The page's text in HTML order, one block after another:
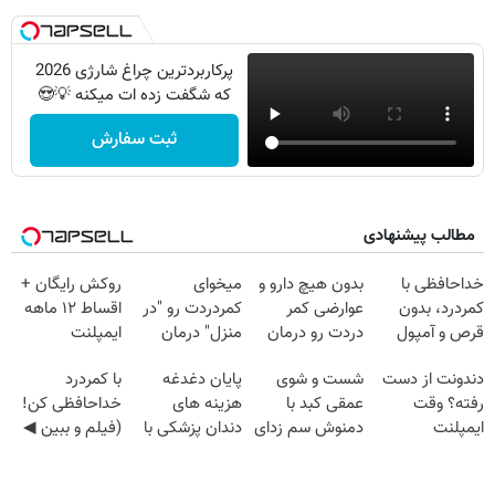
پرکاربردترین چراغ شارژی 2026
که شگفت زده ات میکنه 💡😍
ثبت سفارش
مطالب پیشنهادی
خداحافظی با
کمردرد، بدون
قرص و آمپول
بدون هیچ دارو و
عوارضی کمر
دردت رو درمان
(پرسش‌نامه)
میخوای
کمردردت رو "در
منزل" درمان
◂پرسش‌نامه)
روکش رایگان +
اقساط ۱۲ ماهه
ایمپلنت
دندونت از دست
رفته؟ وقت
ایمپلنت
شست و شوی
عمقی کبد با
دمنوش سم زدای
پایان دغدغه
هزینه های
دندان پزشکی با
با کمردرد
خداحافظی کن!
(فیلم و ببین ◀